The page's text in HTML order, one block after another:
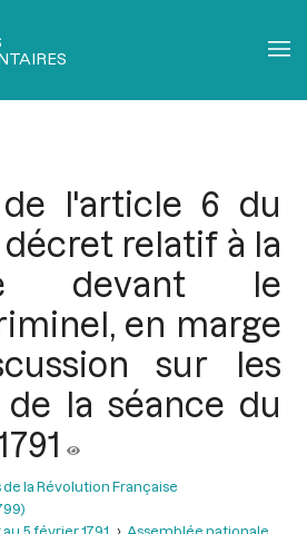
l'article 6 du
relatif à la
devant le
en marge
sur les
la séance du
la Révolution Française
5 février 1791
Assemblée nationale